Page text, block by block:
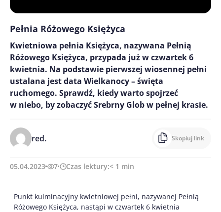
Pełnia Różowego Księżyca
Kwietniowa pełnia Księżyca, nazywana Pełnią
Różowego Księżyca, przypada już w czwartek 6
kwietnia. Na podstawie pierwszej wiosennej pełni
ustalana jest data Wielkanocy – święta
ruchomego. Sprawdź, kiedy warto spojrzeć
w niebo, by zobaczyć Srebrny Glob w pełnej krasie.
red. Skopiuj link
05.04.2023 7 Czas lektury:< 1 min
Punkt kulminacyjny kwietniowej pełni, nazywanej Pełnią
Różowego Księżyca, nastąpi w czwartek 6 kwietnia